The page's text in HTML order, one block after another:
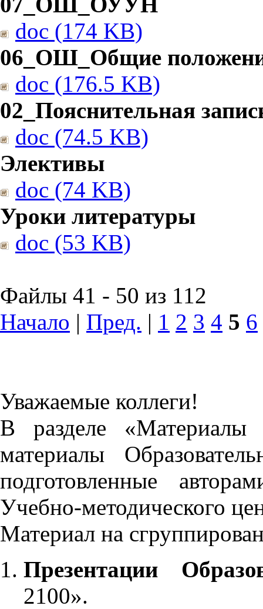
doc (174 KB)
06_ОШ_Общие
doc (176.5 KB)
02_Пояснительная
doc (74.5 KB)
Элективы
doc (74 KB)
Уроки литературы
doc (53 KB)
Файлы 41 - 50 из 112
Начало | Пред. | 1 2 3 4 5 6
Уважаемые коллеги!
В разделе «Материалы
материалы
подготовленные
Учебно-методического
Материал на
Презентации
2100».